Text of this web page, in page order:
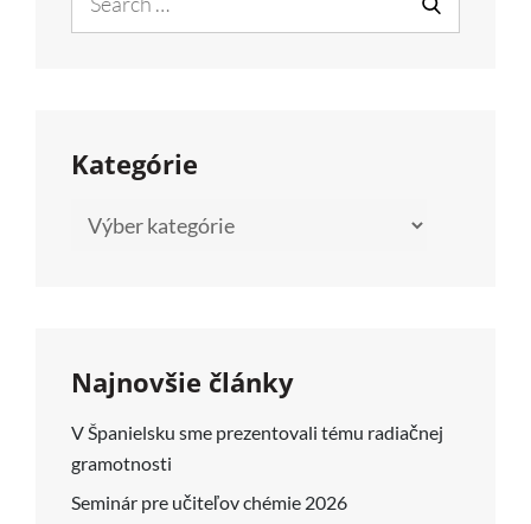
for:
SEARCH
Kategórie
Kategórie
Najnovšie články
V Španielsku sme prezentovali tému radiačnej
gramotnosti
Seminár pre učiteľov chémie 2026